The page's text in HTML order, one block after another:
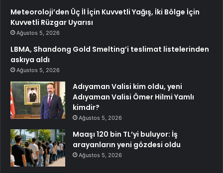
Meteoroloji’den Üç İl İçin Kuvvetli Yağış, İki Bölge İçin
Kuvvetli Rüzgar Uyarısı
Ağustos 5, 2026
LBMA, Shandong Gold Smelting’i teslimat listelerinden
askıya aldı
Ağustos 5, 2026
Adıyaman Valisi kim oldu, yeni
Adıyaman Valisi Ömer Hilmi Yamlı
kimdir?
Ağustos 5, 2026
Maaşı 120 bin TL’yi buluyor: İş
arayanların yeni gözdesi oldu
Ağustos 5, 2026